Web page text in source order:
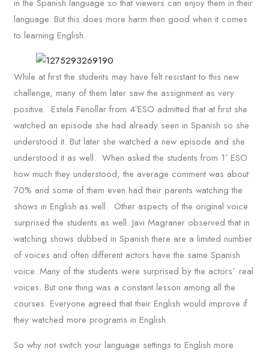
in the Spanish language so that viewers can enjoy them in their
language. But this does more harm then good when it comes
to learning English.
While at first the students may have felt resistant to this new
challenge, many of them later saw the assignment as very
positive. Estela Fenollar from 4ºESO admitted that at first she
watched an episode she had already seen in Spanish so she
understood it. But later she watched a new episode and she
understood it as well. When asked the students from 1º ESO
how much they understood, the average comment was about
70% and some of them even had their parents watching the
shows in English as well. Other aspects of the original voice
surprised the students as well. Javi Magraner observed that in
watching shows dubbed in Spanish there are a limited number
of voices and often different actors have the same Spanish
voice. Many of the students were surprised by the actors´ real
voices. But one thing was a constant lesson among all the
courses. Everyone agreed that their English would improve if
they watched more programs in English.
So why not switch your language settings to English more